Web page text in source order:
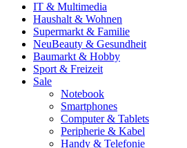
IT & Multimedia
Haushalt & Wohnen
Supermarkt & Familie
NeuBeauty & Gesundheit
Baumarkt & Hobby
Sport & Freizeit
Sale
Notebook
Smartphones
Computer & Tablets
Peripherie & Kabel
Handy & Telefonie